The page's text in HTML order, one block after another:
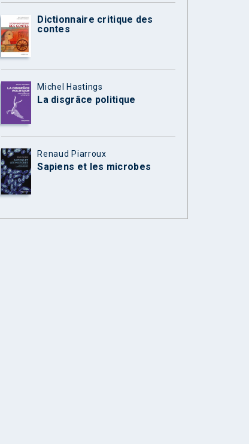
Dictionnaire critique des
contes
Michel Hastings
La disgrâce politique
Renaud Piarroux
Sapiens et les microbes